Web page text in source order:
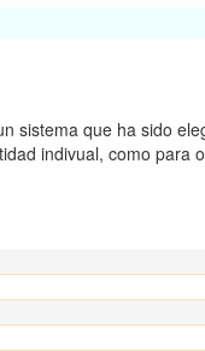
sistema que ha sido
indivual, como para